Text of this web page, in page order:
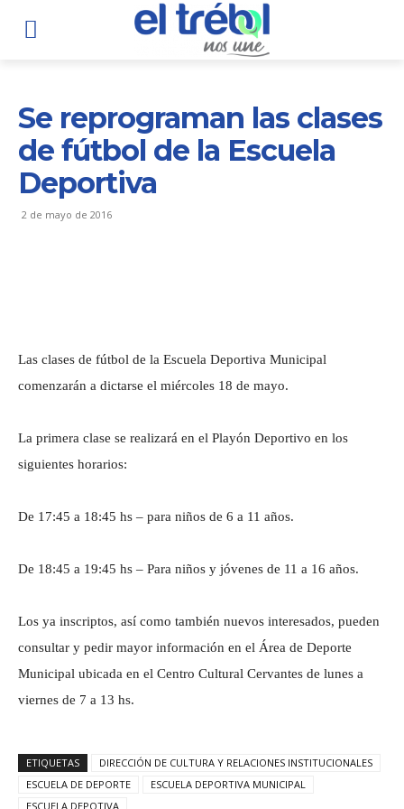
Se reprograman las clases
de fútbol de la Escuela
Deportiva
2 de mayo de 2016
Las clases de fútbol de la Escuela Deportiva Municipal
comenzarán a dictarse el miércoles 18 de mayo.
La primera clase se realizará en el Playón Deportivo en los
siguientes horarios:
De 17:45 a 18:45 hs – para niños de 6 a 11 años.
De 18:45 a 19:45 hs – Para niños y jóvenes de 11 a 16 años.
Los ya inscriptos, así como también nuevos interesados, pueden
consultar y pedir mayor información en el Área de Deporte
Municipal ubicada en el Centro Cultural Cervantes de lunes a
viernes de 7 a 13 hs.
ETIQUETAS
DIRECCIÓN DE CULTURA Y RELACIONES INSTITUCIONALES
ESCUELA DE DEPORTE
ESCUELA DEPORTIVA MUNICIPAL
ESCUELA DEPOTIVA